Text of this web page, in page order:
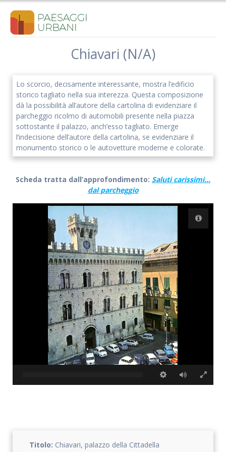
Salta
Chiavari (N/A)
Lo scorcio, decisamente interessante, mostra l’edificio
storico tagliato nella sua interezza. Questa composizione
dà la possibilità all’autore della cartolina di evidenziare il
parcheggio ricolmo di automobili presente nella piazza
sottostante il palazzo, anch’esso tagliato. Emerge
l’indecisione dell’autore della cartolina, se evidenziare il
monumento storico o le autovetture moderne e colorate.
Scheda tratta dall’approfondimento: Saluti carissimi…
dal parcheggio
Titolo: Chiavari, palazzo della Cittadella